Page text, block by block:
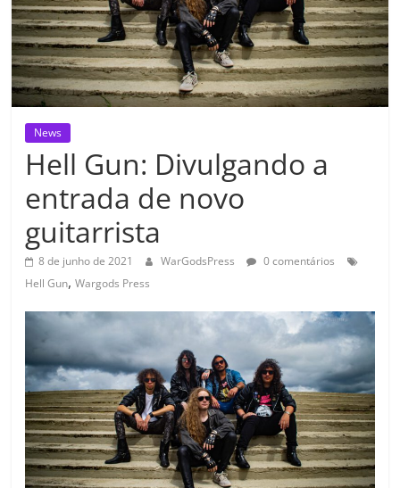
News
Hell Gun: Divulgando a
entrada de novo
guitarrista
8 de junho de 2021 WarGodsPress
0 comentários
Hell Gun,Wargods Press